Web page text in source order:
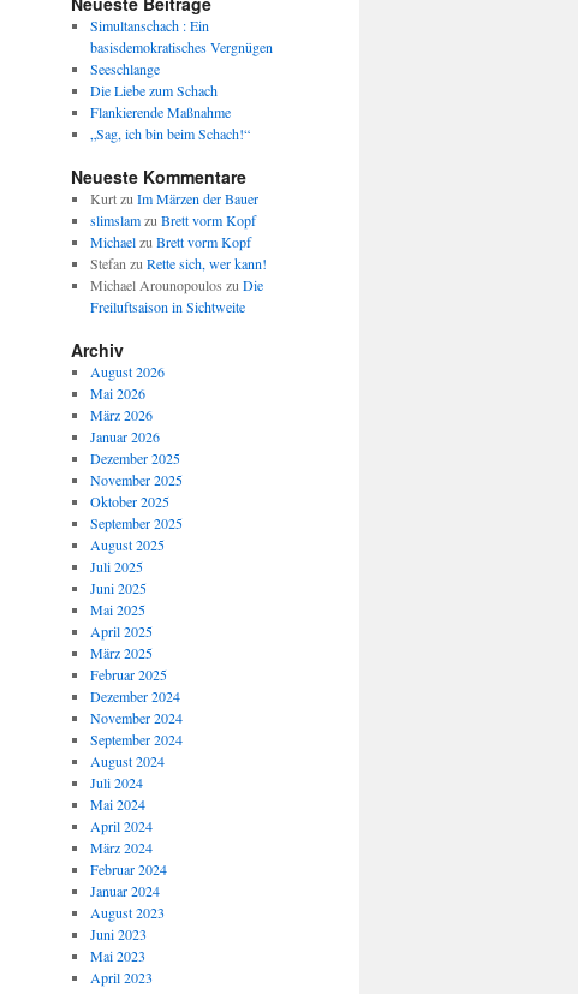
Simultanschach : Ein
basisdemokratisches Vergnügen
Seeschlange
Die Liebe zum Schach
Flankierende Maßnahme
„Sag, ich bin beim Schach!“
Neueste Kommentare
Kurtzu Im Märzen der Bauer
slimslamzu Brett vorm Kopf
Michaelzu Brett vorm Kopf
Stefan zu Rette sich, wer kann!
Michael Arounopoulos zu Die
Freiluftsaison in Sichtweite
Archiv
August 2026
Mai 2026
März 2026
Januar 2026
Dezember 2025
November 2025
Oktober 2025
September 2025
August 2025
Juli 2025
Juni 2025
Mai 2025
April 2025
März 2025
Februar 2025
Dezember 2024
November 2024
September 2024
August 2024
Juli 2024
Mai 2024
April 2024
März 2024
Februar 2024
Januar 2024
August 2023
Juni 2023
Mai 2023
April 2023